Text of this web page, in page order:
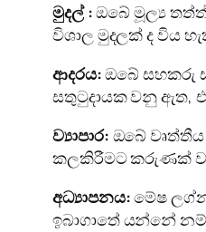
මුදල් :ඔබේ මූල්‍ය
විශාල මුදලක් ද විය
ආදරය:ඔබේ සහකරු
සතුටුදායක වනු ඇත,
ව්‍යාපාර: ඔබේ
කලකිරීමට කරුණක්
අධ්‍යාපනය:මේෂ
ඉබාගාතේ යන්නේ